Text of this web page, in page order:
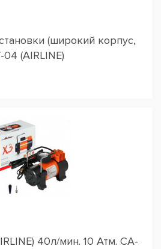
(широкий корпус,
(AIRLINE)
40л/мин. 10 Атм. CA-